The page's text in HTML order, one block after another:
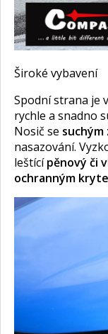
Široké vybavení
Spodní strana je
rychle a snadno
Nosič se suchým
nasazování.
leštícípěnový či
ochranným